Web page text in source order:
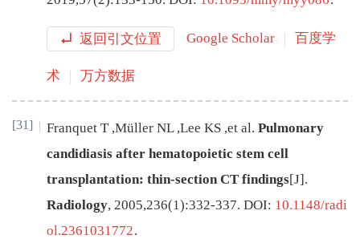
返回引文位置 Google Scholar 百度学
术 万方数据
[31] Franquet T ,Müller NL ,Lee KS ,et al. Pulmonary
candidiasis after hematopoietic stem cell
transplantation: thin-section CT findings[J].
Radiology, 2005,236(1):332-337. DOI: 10.1148/radi
ol.2361031772.